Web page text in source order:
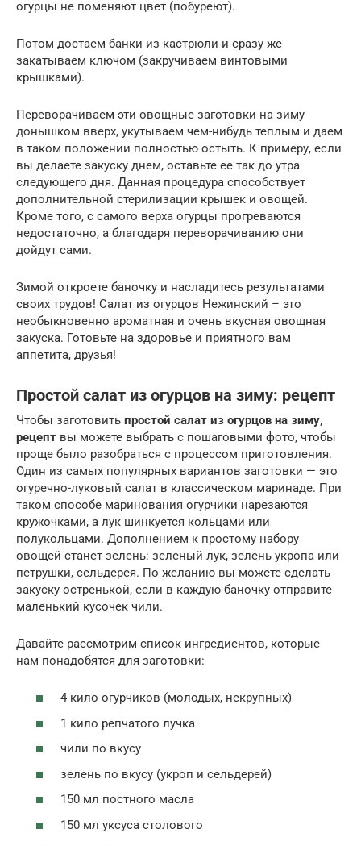
огурцы не поменяют цвет (побуреют).
Потом достаем банки из кастрюли и сразу же
закатываем ключом (закручиваем винтовыми
крышками).
Переворачиваем эти овощные заготовки на зиму
донышком вверх, укутываем чем-нибудь теплым и даем
в таком положении полностью остыть. К примеру, если
вы делаете закуску днем, оставьте ее так до утра
следующего дня. Данная процедура способствует
дополнительной стерилизации крышек и овощей.
Кроме того, с самого верха огурцы прогреваются
недостаточно, а благодаря переворачиванию они
дойдут сами.
Зимой откроете баночку и насладитесь результатами
своих трудов! Салат из огурцов Нежинский – это
необыкновенно ароматная и очень вкусная овощная
закуска. Готовьте на здоровье и приятного вам
аппетита, друзья!
Простой салат из огурцов на зиму: рецепт
Чтобы заготовить простой салат из огурцов на зиму,
рецепт вы можете выбрать с пошаговыми фото, чтобы
проще было разобраться с процессом приготовления.
Один из самых популярных вариантов заготовки — это
огуречно-луковый салат в классическом маринаде. При
таком способе маринования огурчики нарезаются
кружочками, а лук шинкуется кольцами или
полукольцами. Дополнением к простому набору
овощей станет зелень: зеленый лук, зелень укропа или
петрушки, сельдерея. По желанию вы можете сделать
закуску остренькой, если в каждую баночку отправите
маленький кусочек чили.
Давайте рассмотрим список ингредиентов, которые
нам понадобятся для заготовки:
4 кило огурчиков (молодых, некрупных)
1 кило репчатого лучка
чили по вкусу
зелень по вкусу (укроп и сельдерей)
150 мл постного масла
150 мл уксуса столового